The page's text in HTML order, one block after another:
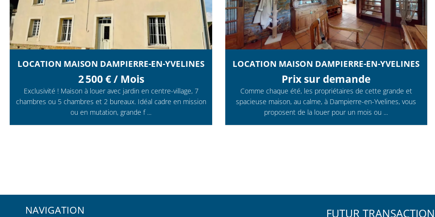
LOCATION MAISON DAMPIERRE-EN-YVELINES
2 500 € / Mois
Exclusivité ! Maison à louer avec jardin en centre-village, 7
chambres ou 5 chambres et 2 bureaux. Idéal cadre en mission
ou en mutation, grande f ...
LOCATION MAISON DAMPIERRE-EN-YVELINES
Prix sur demande
Comme chaque été, les propriétaires de cette grande et
spacieuse maison, au calme, à Dampierre-en-Yvelines, vous
proposent de la louer pour un mois ou ...
NAVIGATION FUTUR